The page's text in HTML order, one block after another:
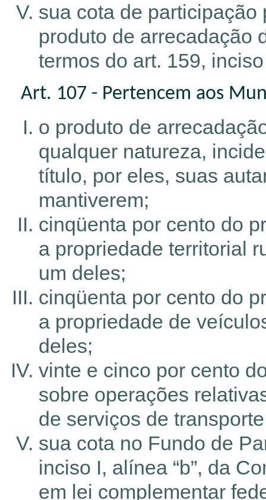
sua cota de
produto de arrecadação
termos do art. 159,
Art. 107 - Pertencem aos
o produto de
qualquer natureza,
título, por eles, suas
mantiverem;
cinqüenta por cento do
a propriedade territorial
um deles;
cinqüenta por cento do
a propriedade de
deles;
vinte e cinco por cento
sobre operações
de serviços de
sua cota no Fundo de
inciso I, alínea “b”, da
em lei complementar